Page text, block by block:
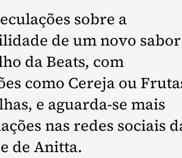
sobre a
de um novo sabor
da Beats, com
como Cereja ou
e aguarda-se mais
nas redes sociais
de Anitta.